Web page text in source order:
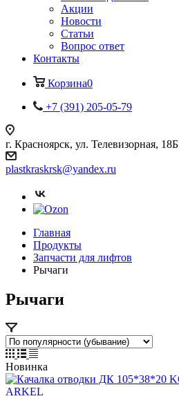
Акции
Новости
Статьи
Вопрос ответ
Контакты
Корзина0
+7 (391) 205-05-79
г. Красноярск, ул. Телевизорная, 18Б
plastkraskrsk@yandex.ru
Главная
Продукты
Запчасти для лифтов
Рычаги
Рычаги
Новинка